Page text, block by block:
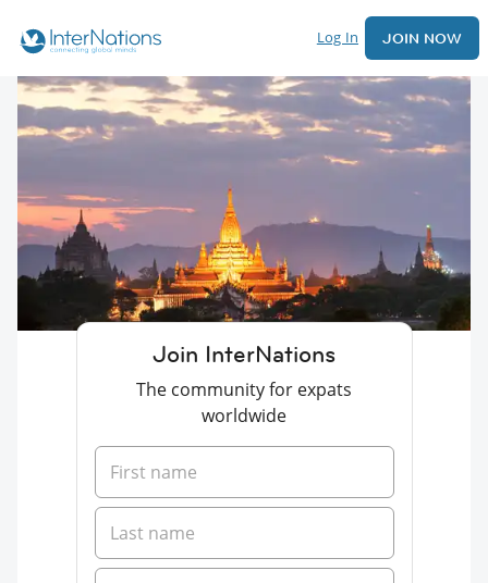
Log In JOIN NOW
Join InterNations
The community for expats
worldwide